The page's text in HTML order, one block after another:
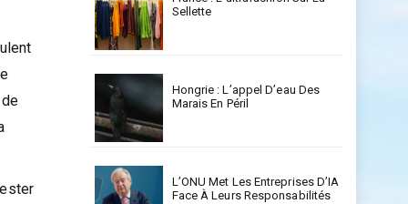
Sellette
Hongrie : L’appel D’eau Des
Marais En Péril
L’ONU Met Les Entreprises D’IA
Face À Leurs Responsabilités